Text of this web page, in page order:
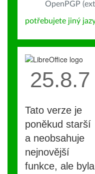
OpenPGP
potřebujete jiný
25.8.7
Tato verze je
poněkud starší
a neobsahuje
nejnovější
funkce, ale